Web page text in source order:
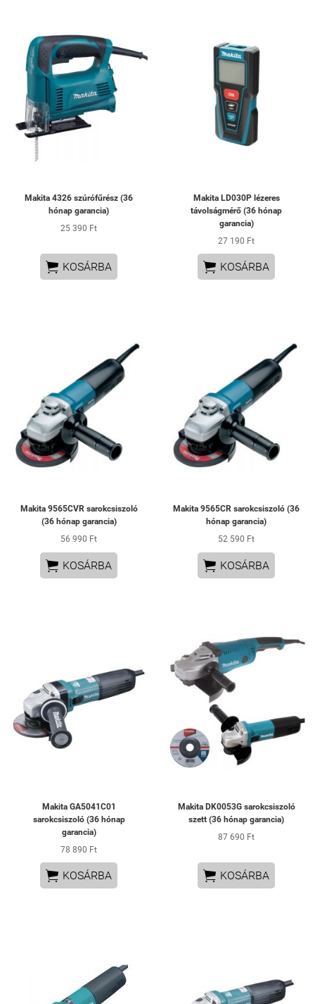
Makita 4326 szúrófűrész (36
hónap garancia)
25 390 Ft
 KOSÁRBA
Makita LD030P lézeres
távolságmérő (36 hónap
garancia)
27 190 Ft
 KOSÁRBA
Makita 9565CVR sarokcsiszoló
(36 hónap garancia)
56 990 Ft
 KOSÁRBA
Makita 9565CR sarokcsiszoló (36
hónap garancia)
52 590 Ft
 KOSÁRBA
Makita GA5041C01
sarokcsiszoló (36 hónap
garancia)
78 890 Ft
 KOSÁRBA
Makita DK0053G sarokcsiszoló
szett (36 hónap garancia)
87 690 Ft
 KOSÁRBA